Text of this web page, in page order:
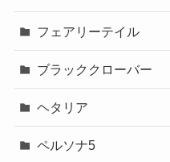
フェアリーテイル
ブラッククローバー
ヘタリア
ペルソナ5